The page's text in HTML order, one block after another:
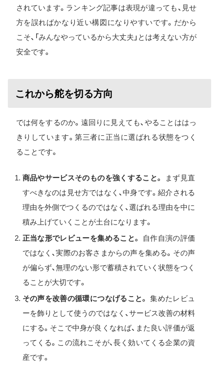
されています。ランキング記事は表現が違っても、見せ
方を誤ればかなり近い構図になりやすいです。だから
こそ、「みんなやっているから大丈夫」とは考えない方が
安全です。
これから舵を切る方向
では何をするのか。遠回りに見えても、やることははっ
きりしています。第三者に正当に選ばれる状態をつく
ることです。
商品やサービスそのものを強くすること。
まず見直
すべきなのは見せ方ではなく、中身です。紹介される
理由を外側でつくるのではなく、選ばれる理由を中に
積み上げていくことが土台になります。
正当な形でレビューを集めること。
自作自演の評価
ではなく、実際のお客さまからの声を集める。その声
が偏らず、無理のない形で蓄積されていく状態をつく
ることが大切です。
その声を改善の循環につなげること。 集めたレビュ
ーを飾りとして使うのではなく、サービス改善の材料
にする。そこで中身が良くなれば、また良い評価が返
ってくる。この流れこそが、長く効いてくる企業の資
産です。